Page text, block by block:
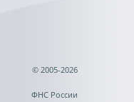
© 2005-2026
ФНС России